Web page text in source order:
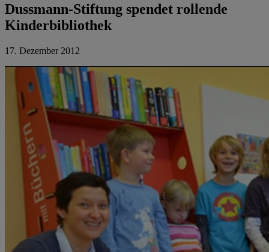
Dussmann-Stiftung spendet rollende
Kinderbibliothek
17. Dezember 2012